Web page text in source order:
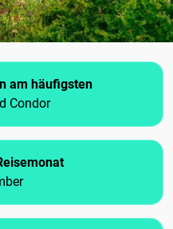
am häufigsten
Condor